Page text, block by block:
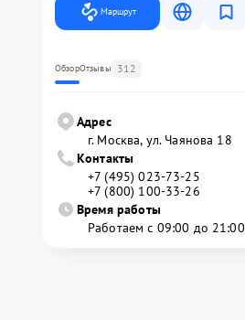
Маршрут
ОбзорОтзывы 312
Адрес
г. Москва, ул. Чаянова 18
Контакты
+7 (495) 023-73-25
+7 (800) 100-33-26
Время работы
Работаем с 09:00 до 21:00